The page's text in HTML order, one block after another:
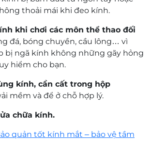
thoải mái khi đeo kính.
khi chơi các môn thể thao đối
đá, bóng chuyền, cầu lông… vì
bị ngã kính không những gãy hỏng
hiểm cho bạn.
kính, cần cất trong hộp
mềm và để ở chỗ hợp lý.
chữa kính.
quản tốt kính mắt – bảo vệ tầm